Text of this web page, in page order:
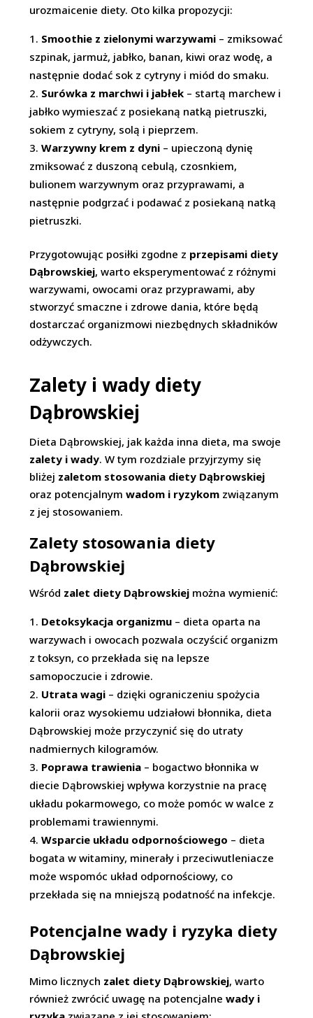
urozmaicenie diety. Oto kilka propozycji:
Smoothie z zielonymi warzywami – zmiksować
szpinak, jarmuż, jabłko, banan, kiwi oraz wodę, a
następnie dodać sok z cytryny i miód do smaku.
Surówka z marchwi i jabłek – startą marchew i
jabłko wymieszać z posiekaną natką pietruszki,
sokiem z cytryny, solą i pieprzem.
Warzywny krem z dyni – upieczoną dynię
zmiksować z duszoną cebulą, czosnkiem,
bulionem warzywnym oraz przyprawami, a
następnie podgrzać i podawać z posiekaną natką
pietruszki.
Przygotowując posiłki zgodne z przepisami diety
Dąbrowskiej, warto eksperymentować z różnymi
warzywami, owocami oraz przyprawami, aby
stworzyć smaczne i zdrowe dania, które będą
dostarczać organizmowi niezbędnych składników
odżywczych.
Zalety i wady diety
Dąbrowskiej
Dieta Dąbrowskiej, jak każda inna dieta, ma swoje
zalety i wady. W tym rozdziale przyjrzymy się
bliżej zaletom stosowania diety Dąbrowskiej
oraz potencjalnymwadom i ryzykom związanym
z jej stosowaniem.
Zalety stosowania diety
Dąbrowskiej
Wśród zalet diety Dąbrowskiej można wymienić:
Detoksykacja organizmu – dieta oparta na
warzywach i owocach pozwala oczyścić organizm
z toksyn, co przekłada się na lepsze
samopoczucie i zdrowie.
Utrata wagi – dzięki ograniczeniu spożycia
kalorii oraz wysokiemu udziałowi błonnika, dieta
Dąbrowskiej może przyczynić się do utraty
nadmiernych kilogramów.
Poprawa trawienia – bogactwo błonnika w
diecie Dąbrowskiej wpływa korzystnie na pracę
układu pokarmowego, co może pomóc w walce z
problemami trawiennymi.
Wsparcie układu odpornościowego – dieta
bogata w witaminy, minerały i przeciwutleniacze
może wspomóc układ odpornościowy, co
przekłada się na mniejszą podatność na infekcje.
Potencjalne wady i ryzyka diety
Dąbrowskiej
Mimo licznych zalet diety Dąbrowskiej, warto
również zwrócić uwagę na potencjalnewady i